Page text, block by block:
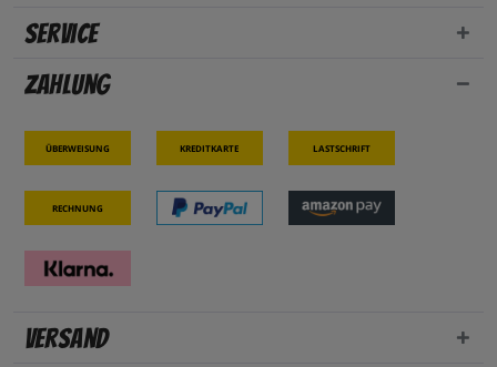
Service
Zahlung
Überweisung Kreditkarte Lastschrift
Rechnung
Versand